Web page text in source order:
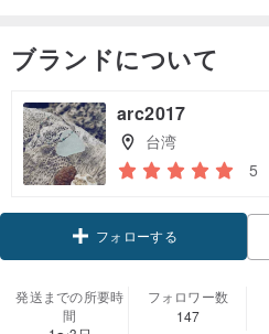
ブランドについて
arc2017
台湾
5
フォローする
発送までの所要時
間
フォロワー数
147